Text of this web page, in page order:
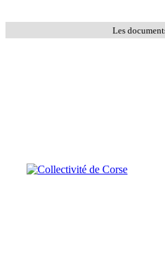
Les